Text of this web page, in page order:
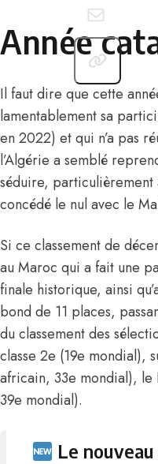
Année
Il faut dire que cette
lamentablement sa
en 2022) et qui n’a pas
l’Algérie a semblé
séduire, particulièrement
concédé le nul avec le
Si ce classement de
au Maroc qui a fait une
finale historique, ainsi
bond de 11 places,
du classement des
classe 2e (19e mondial),
africain, 33e mondial),
39e mondial).
Le